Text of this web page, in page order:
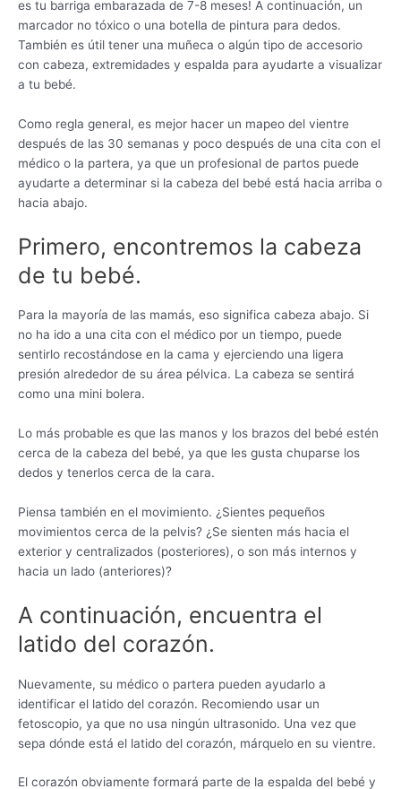
es tu barriga embarazada de 7-8 meses! A continuación, un
marcador no tóxico o una botella de pintura para dedos.
También es útil tener una muñeca o algún tipo de accesorio
con cabeza, extremidades y espalda para ayudarte a visualizar
a tu bebé.
Como regla general, es mejor hacer un mapeo del vientre
después de las 30 semanas y poco después de una cita con el
médico o la partera, ya que un profesional de partos puede
ayudarte a determinar si la cabeza del bebé está hacia arriba o
hacia abajo.
Primero, encontremos la cabeza
de tu bebé.
Para la mayoría de las mamás, eso significa cabeza abajo. Si
no ha ido a una cita con el médico por un tiempo, puede
sentirlo recostándose en la cama y ejerciendo una ligera
presión alrededor de su área pélvica. La cabeza se sentirá
como una mini bolera.
Lo más probable es que las manos y los brazos del bebé estén
cerca de la cabeza del bebé, ya que les gusta chuparse los
dedos y tenerlos cerca de la cara.
Piensa también en el movimiento. ¿Sientes pequeños
movimientos cerca de la pelvis? ¿Se sienten más hacia el
exterior y centralizados (posteriores), o son más internos y
hacia un lado (anteriores)?
A continuación, encuentra el
latido del corazón.
Nuevamente, su médico o partera pueden ayudarlo a
identificar el latido del corazón. Recomiendo usar un
fetoscopio, ya que no usa ningún ultrasonido. Una vez que
sepa dónde está el latido del corazón, márquelo en su vientre.
El corazón obviamente formará parte de la espalda del bebé y